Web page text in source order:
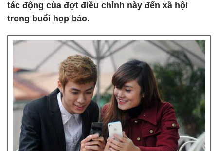
tác động của đợt điều chỉnh này đến xã hội
trong buổi họp báo.